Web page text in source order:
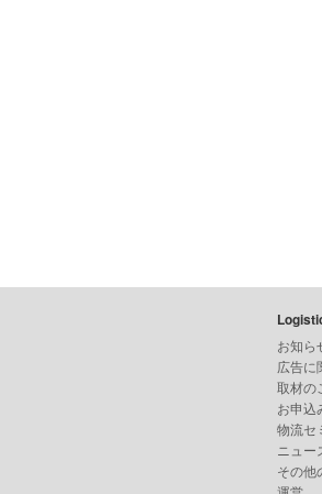
お知ら
広告に
取材の
お申込
物流セ
ニュー
その他